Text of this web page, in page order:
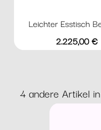
Leichter Esstisch
Preis
2.225,00 €
4 andere Artikel